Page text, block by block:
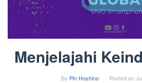
Menjelajahi
By Pin Hoshino Posted on